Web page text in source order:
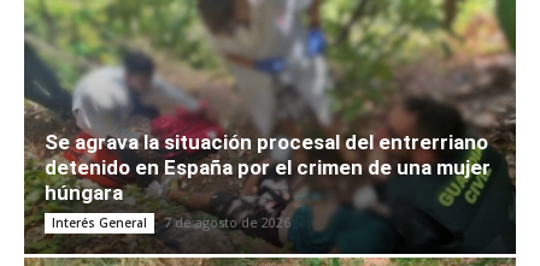
Se agrava la situación procesal del entrerriano
detenido en España por el crimen de una mujer
húngara
Interés General 7 de agosto de 2026